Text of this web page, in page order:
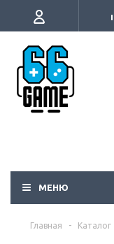
МЕНЮ
Главная - Каталог